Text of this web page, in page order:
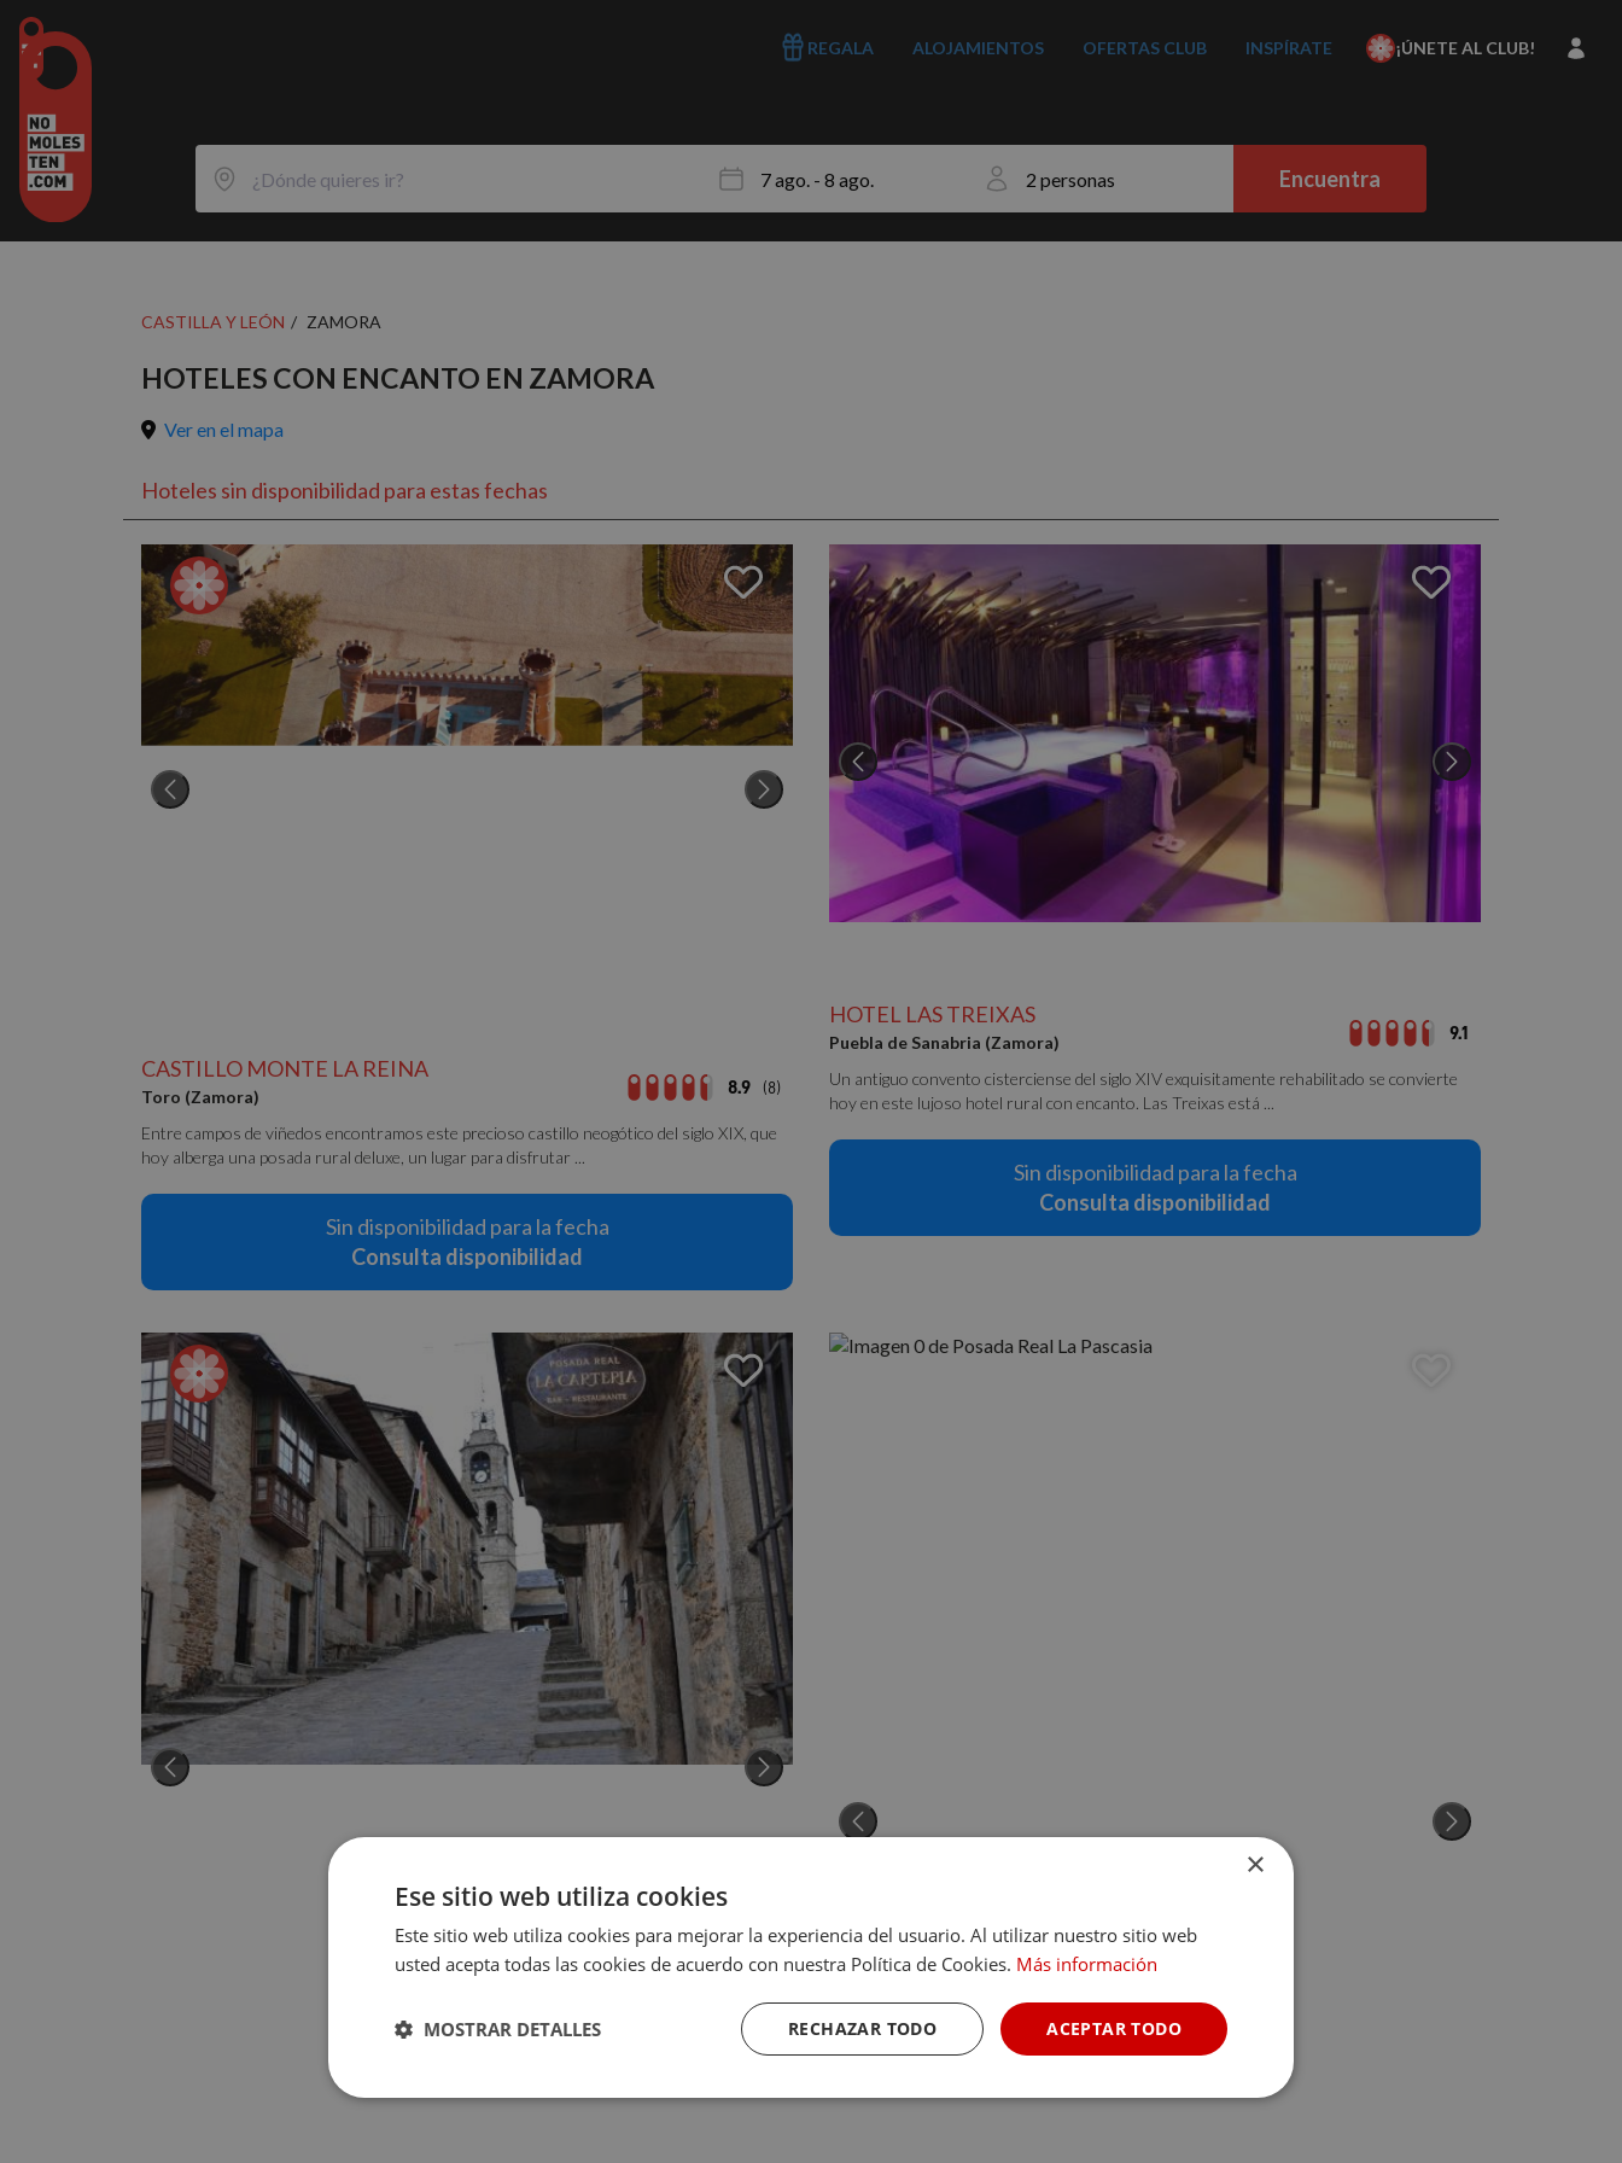
REGALA ALOJAMIENTOS OFERTAS CLUB INSPÍRATE ¡ÚNETE AL CLUB!
Encuentra
CASTILLA Y LEÓN ZAMORA
HOTELES CON ENCANTO EN ZAMORA
Ver en el mapa
Hoteles sin disponibilidad para estas fechas
CASTILLO MONTE LA REINA
Toro (Zamora) 8.9 (8)
Entre campos de viñedos encontramos este precioso castillo neogótico del siglo XIX, que
hoy alberga una posada rural deluxe, un lugar para disfrutar ...
Sin disponibilidad para la fecha
Consulta disponibilidad
HOTEL LAS TREIXAS
Puebla de Sanabria (Zamora) 9.1
Un antiguo convento cisterciense del siglo XIV exquisitamente rehabilitado se convierte
hoy en este lujoso hotel rural con encanto. Las Treixas está ...
Sin disponibilidad para la fecha
Consulta disponibilidad
×
Ese sitio web utiliza cookies
Este sitio web utiliza cookies para mejorar la experiencia del usuario. Al utilizar nuestro sitio web
usted acepta todas las cookies de acuerdo con nuestra Política de Cookies. Más información
ACEPTAR TODO
RECHAZAR TODO
MOSTRAR DETALLES
Cookies
Cookies de
Cookies de
Cookies de
Cookies no